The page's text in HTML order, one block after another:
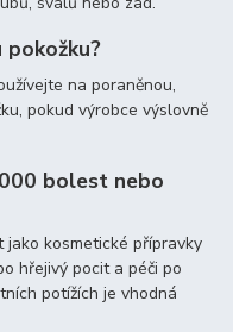
pokožku?
na poraněnou,
pokud výrobce výslovně
bolest nebo
kosmetické přípravky
hřejivý pocit a péči po
potížích je vhodná